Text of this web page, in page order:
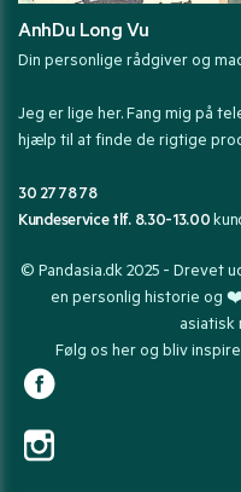
AnhDu Long Vu
Din personlige rådgiver og
Jeg er lige her. Fang mig på
hjælp til at finde de rigtige
30 27 78 78
Kundeservice tlf. 8.30-13.00
© Pandasia.dk 2025 - Drevet
en personlig historie og
asiatisk
Følg os her og bliv